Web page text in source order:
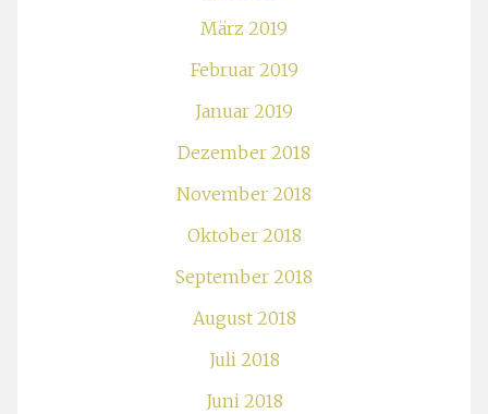
März 2019
Februar 2019
Januar 2019
Dezember 2018
November 2018
Oktober 2018
September 2018
August 2018
Juli 2018
Juni 2018